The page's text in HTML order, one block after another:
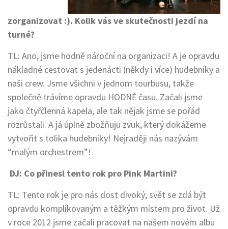
zorganizovat :). Kolik vás ve skutečnosti jezdí na
turné?
TL: Ano, jsme hodně nároční na organizaci! A je opravdu
nákladné cestovat s jedenácti (někdy i více) hudebníky a
naši crew. Jsme všichni v jednom tourbusu, takže
společně trávíme opravdu HODNĚ času. Začali jsme
jako čtyřčlenná kapela, ale tak nějak jsme se pořád
rozrůstali. A já úplně zbožňuju zvuk, který dokážeme
vytvořit s tolika hudebníky! Nejraději nás nazývám
“malým orchestrem”!
DJ: Co přinesl tento rok pro Pink Martini?
TL: Tento rok je pro nás dost divoký; svět se zdá být
opravdu komplikovaným a těžkým místem pro život. Už
v roce 2012 jsme začali pracovat na našem novém albu